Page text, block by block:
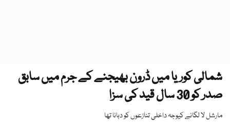
شمالی کوریا میں ڈرون بھیجنے کے جرم میں سابق
صدر کو 30 سال قید کی سزا
مارشل لا لگانے کیوجہ داخلی تنازعوں کو دبانا تھا